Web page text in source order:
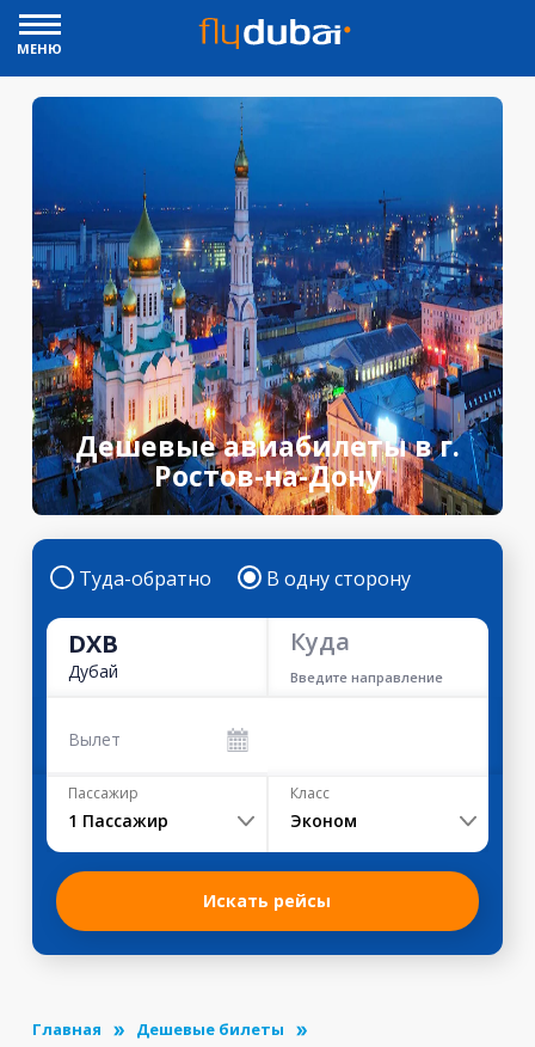
МЕНЮ
Дешевые авиабилеты в г.
Ростов-на-Дону
Туда-обратно В одну сторону
DXB
Дубай
Куда
Введите направление
Вылет
Пассажир
1 Пассажир
Класс
Эконом
Искать рейсы
Главная
Дешевые билеты